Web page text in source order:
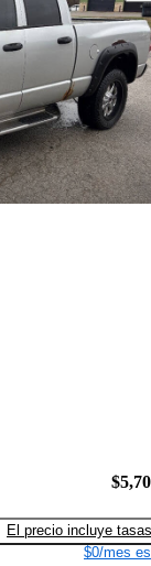
El precio incluye tasas
$0/mes